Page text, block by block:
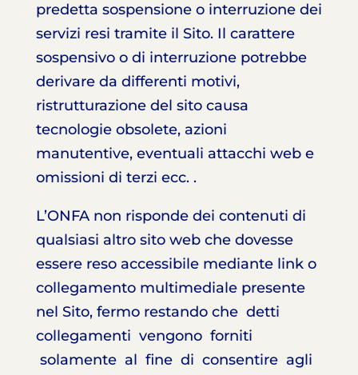
predetta sospensione o interruzione dei
servizi resi tramite il Sito. Il carattere
sospensivo o di interruzione potrebbe
derivare da differenti motivi,
ristrutturazione del sito causa
tecnologie obsolete, azioni
manutentive, eventuali attacchi web e
omissioni di terzi ecc. .
L’ONFA non risponde dei contenuti di
qualsiasi altro sito web che dovesse
essere reso accessibile mediante link o
collegamento multimediale presente
nel Sito, fermo restando che detti
collegamenti vengono forniti
solamente al fine di consentire agli